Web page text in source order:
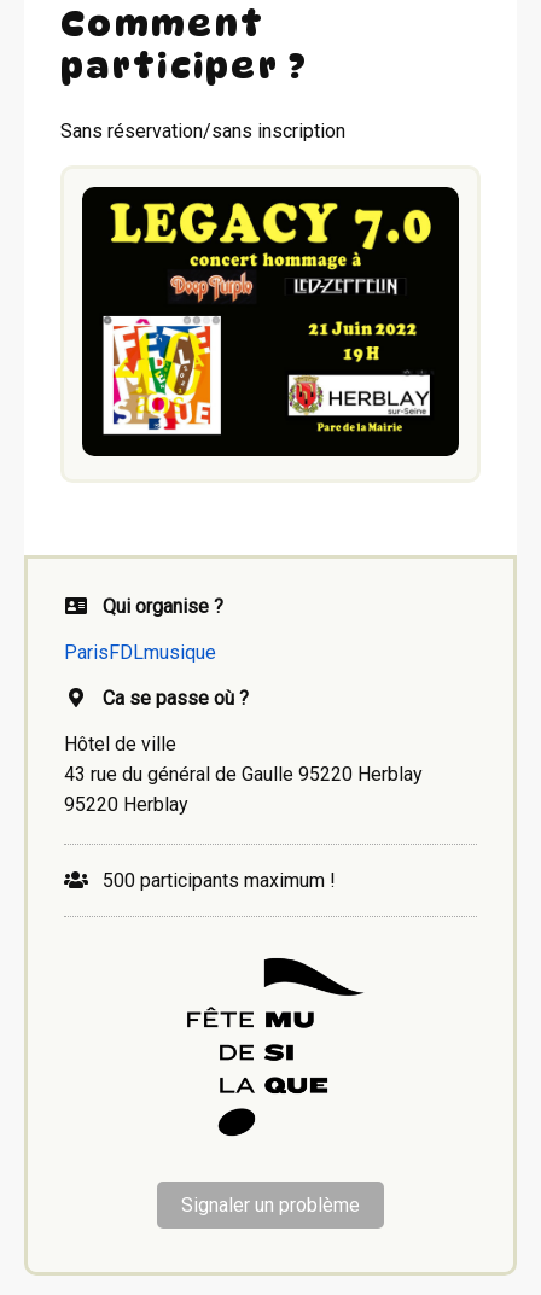
Comment
participer ?
Sans réservation/sans inscription
Qui organise ?
ParisFDLmusique
Ca se passe où ?
Hôtel de ville
43 rue du général de Gaulle 95220 Herblay
95220 Herblay
500 participants maximum !
Signaler un problème